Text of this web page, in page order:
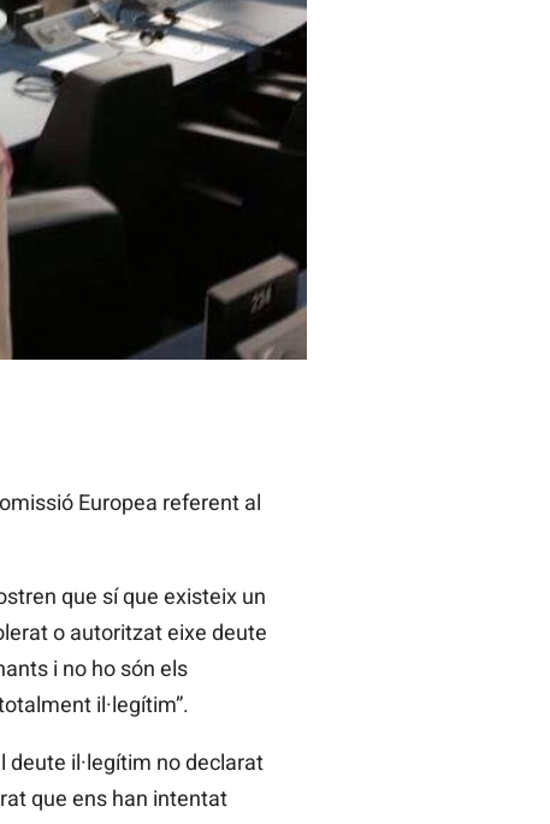
Europea referent al
que sí que existeix un
o autoritzat eixe deute
i no ho són els
il·legítim”.
il·legítim no declarat
que ens han intentat